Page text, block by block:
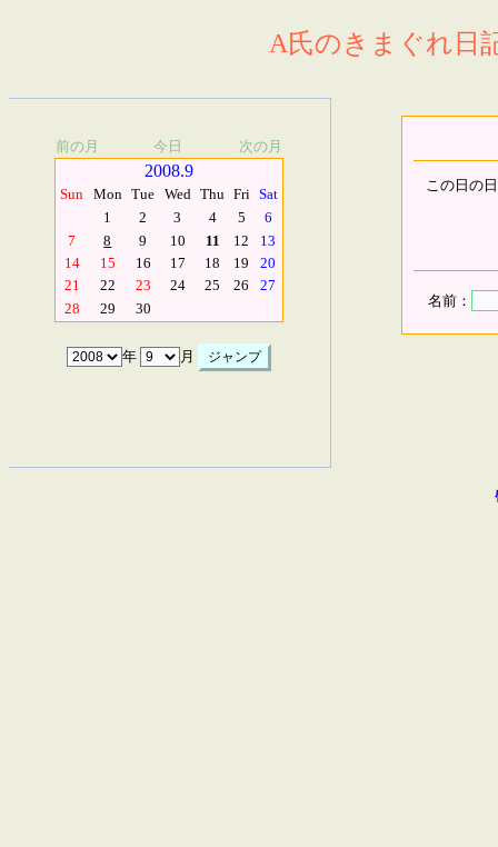
A氏のきまぐれ日
前の月 今日 次の月
2008.9
Sun Mon Tue Wed Thu Fri Sat
1
2 3 4 5
6
7
8 9 10 11 12
13
14
15 16 17 18 19
20
21
22 23 24 25 26
27
28
29 30
年 月
この日の
名前：